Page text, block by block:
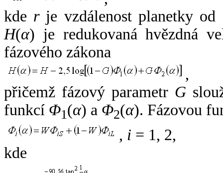
kde rje vzdálenost planetky od
H(α) je redukovaná hvězdná
fázového zákona
,
přičemž fázový parametr G
funkcí Φ1(α) a Φ2(α). Fázovou
, i = 1, 2,
kde